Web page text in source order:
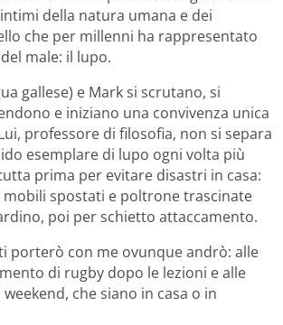
della natura umana e dei
che per millenni ha rappresentato
male: il lupo.
gallese) e Mark si scrutano, si
e iniziano una convivenza unica
professore di filosofia, non si separa
esemplare di lupo ogni volta più
prima per evitare disastri in casa:
spostati e poltrone trascinate
poi per schietto attaccamento.
porterò con me ovunque andrò: alle
di rugby dopo le lezioni e alle
che siano in casa o in